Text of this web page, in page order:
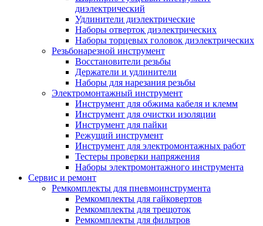
диэлектрический
Удлинители диэлектрические
Наборы отверток диэлектрических
Наборы торцевых головок диэлектрических
Резьбонарезной инструмент
Восстановители резьбы
Держатели и удлинители
Наборы для нарезания резьбы
Электромонтажный инструмент
Инструмент для обжима кабеля и клемм
Инструмент для очистки изоляции
Инструмент для пайки
Режущий инструмент
Инструмент для электромонтажных работ
Тестеры проверки напряжения
Наборы электромонтажного инструмента
Сервис и ремонт
Ремкомплекты для пневмоинструмента
Ремкомплекты для гайковертов
Ремкомплекты для трещоток
Ремкомплекты для фильтров